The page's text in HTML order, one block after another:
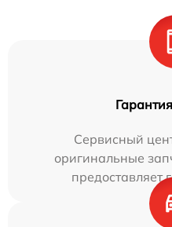
Сервисный
оригинальные
предоставляет